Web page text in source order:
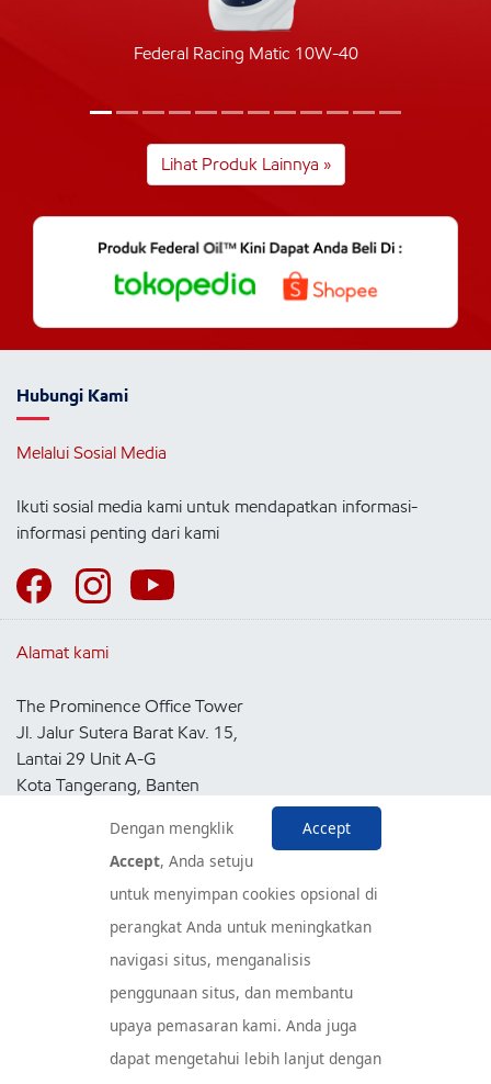
Federal Racing Matic 10W-40
Lihat Produk Lainnya »
Hubungi Kami
Melalui Sosial Media
Ikuti sosial media kami untuk mendapatkan informasi-
informasi penting dari kami
Alamat kami
The Prominence Office Tower
Jl. Jalur Sutera Barat Kav. 15,
Lantai 29 Unit A-G
Kota Tangerang, Banten
Pusat Layanan Konsumen
Accept
Dengan mengklik
Accept, Anda setuju
untuk menyimpan cookies opsional di
perangkat Anda untuk meningkatkan
navigasi situs, menganalisis
penggunaan situs, dan membantu
upaya pemasaran kami. Anda juga
dapat mengetahui lebih lanjut dengan